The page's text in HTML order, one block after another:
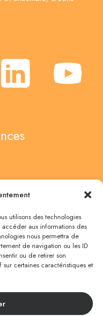
utilisons des technologies
aux informations des
nous permettra de
de navigation ou les ID
ou de retirer son
certaines caractéristiques et
47